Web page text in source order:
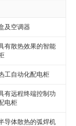
及空调器
有散热效果的智能
工自动化配电柜
有远程终端控制功
电柜
导体散热的弧焊机